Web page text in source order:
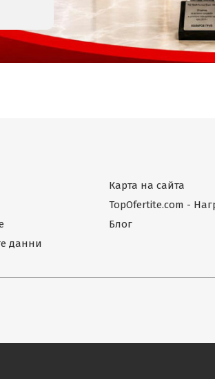
данни
Карта на сайта
TopOfertite.com -
Блог